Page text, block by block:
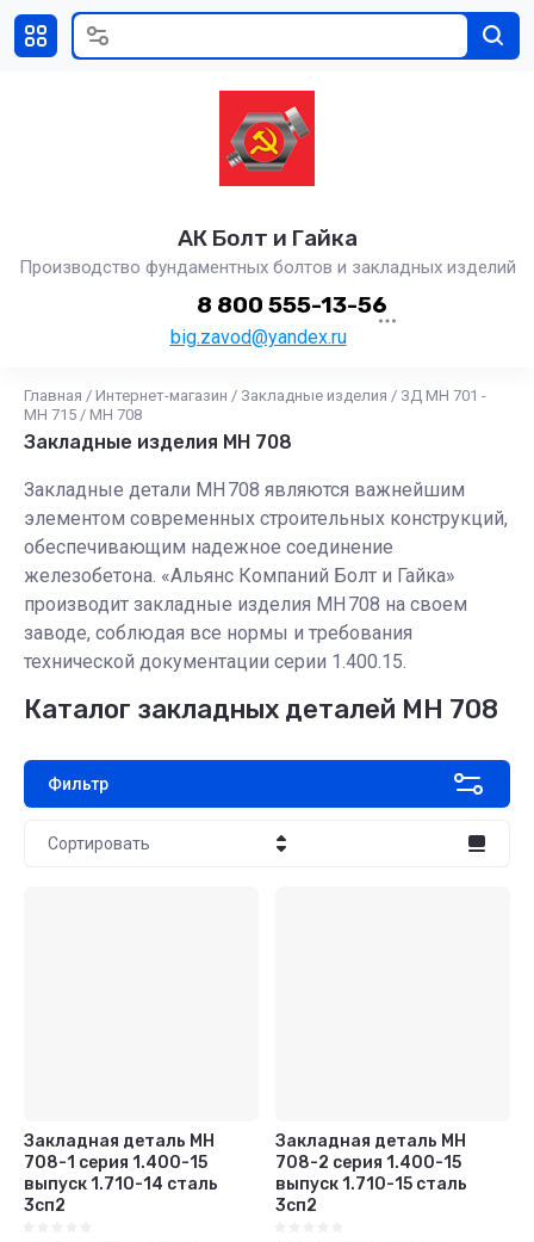
АК Болт и Гайка
Производство фундаментных болтов и закладных изделий
big.zavod@yandex.ru
8 800 555-13-56
Главная / Интернет-магазин / Закладные изделия / ЗД МН 701 -
МН 715 / МН 708
Закладные изделия МН 708
Закладные детали МН 708 являются важнейшим
элементом современных строительных конструкций,
обеспечивающим надежное соединение
железобетона. «Альянс Компаний Болт и Гайка»
производит закладные изделия МН 708 на своем
заводе, соблюдая все нормы и требования
технической документации серии 1.400.15.
Каталог закладных деталей МН 708
Фильтр
Сортировать
Закладная деталь МН
708-1 серия 1.400-15
выпуск 1.710-14 сталь
3сп2
Закладная деталь МН
708-2 серия 1.400-15
выпуск 1.710-15 сталь
3сп2